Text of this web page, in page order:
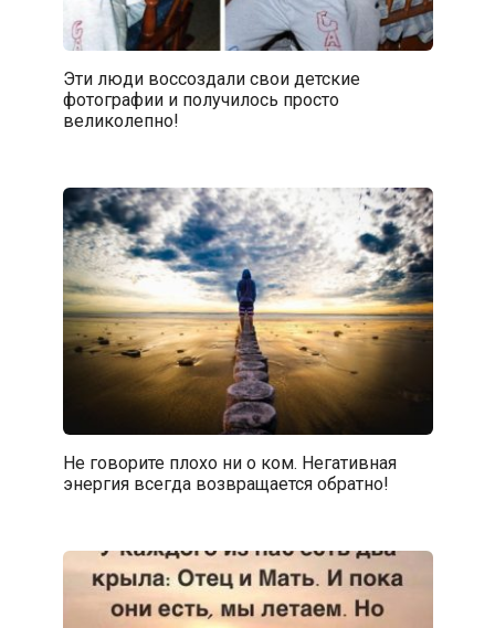
Эти люди воссоздали свои детские
фотографии и получилось просто
великолепно!
Не говорите плохо ни о ком. Негативная
энергия всегда возвращается обратно!